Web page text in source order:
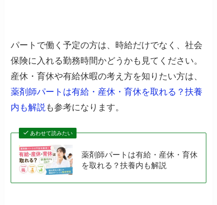
パートで働く予定の方は、時給だけでなく、社会
保険に入れる勤務時間かどうかも見てください。
産休・育休や有給休暇の考え方を知りたい方は、
薬剤師パートは有給・産休・育休を取れる？扶養
内も解説も参考になります。
あわせて読みたい
薬剤師パートは有給・産休・育休
を取れる？扶養内も解説